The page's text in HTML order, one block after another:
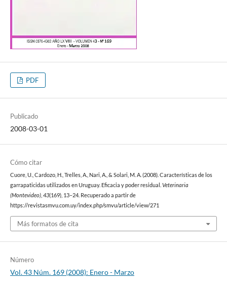
PDF
Publicado
2008-03-01
Cómo citar
Cuore, U., Cardozo, H., Trelles, A., Nari, A., & Solari, M. A. (2008). Características de los
garrapaticidas utilizados en Uruguay. Eficacia y poder residual. Veterinaria
(Montevideo), 43(169), 13–24. Recuperado a partir de
https://revistasmvu.com.uy/index.php/smvu/article/view/271
Más formatos de cita
Número
Vol. 43 Núm. 169 (2008): Enero - Marzo